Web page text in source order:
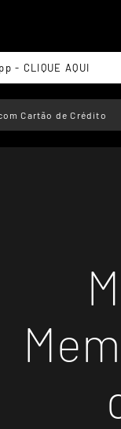
- CLIQUE AQUI
Cartão de Crédito